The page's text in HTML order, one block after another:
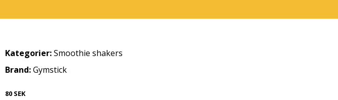
Kategorier:Smoothie shakers
Brand:Gymstick
80 SEK